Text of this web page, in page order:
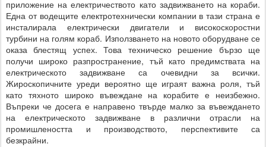
приложение на електричеството като задвижването на кораби.
Една от водещите електротехнически компании в тази страна е
инсталирала електрически двигатели и високоскоростни
турбини на голям кораб. Използването на новото оборудване се
оказа блестящ успех. Това техническо решение бързо ще
получи широко разпространение, тъй като предимствата на
електрическото задвижване са очевидни за всички.
Жироскопичните уреди вероятно ще играят важна роля, тъй
като тяхното широко въвеждане на корабите е неизбежно.
Въпреки че досега е направено твърде малко за въвеждането
на електрическото задвижване в различни отрасли на
промишлеността и производството, перспективите са
безкрайни.